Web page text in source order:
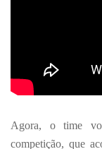
Agora, o time
competição, que